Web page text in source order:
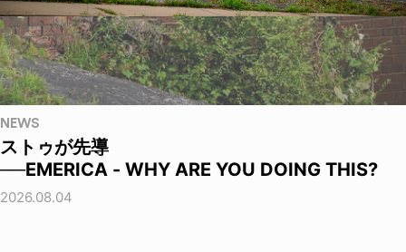
NEWS
ストゥが先導
──EMERICA - WHY ARE YOU DOING THIS?
2026.08.04